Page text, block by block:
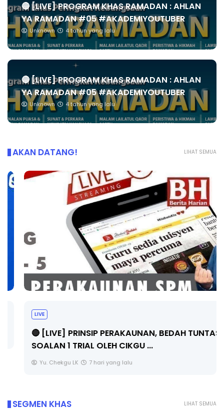
🔴 [LIVE] PROGRAM KHAS RAMADAN : AHLAN
YA RAMADAN #05 #AKADEMIYOUTUBER
Unknown 4 tahun yang lalu
🔴 [LIVE] PROGRAM KHAS RAMADAN : AHLAN
YA RAMADAN #05 #AKADEMIYOUTUBER
Unknown 4 tahun yang lalu
LIHAT SEMUA
AKAN DATANG!
🔴 [LIVE] PRINSIP PERAKAUNAN, BEDAH TUNTAS
SOALAN 1 TRIAL OLEH CIKGU ...
Yu. Chekgu LK 7 hari yang lalu
LIHAT SEMUA
SEGMEN KHAS